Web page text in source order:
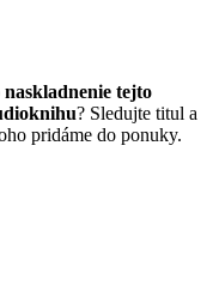
tejto
? Sledujte titul a
pridáme do ponuky.